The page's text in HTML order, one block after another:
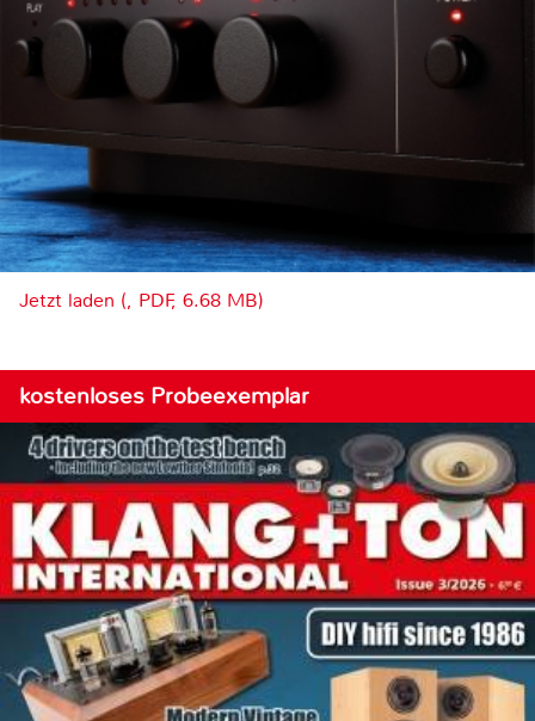
Jetzt laden (, PDF, 6.68 MB)
kostenloses Probeexemplar